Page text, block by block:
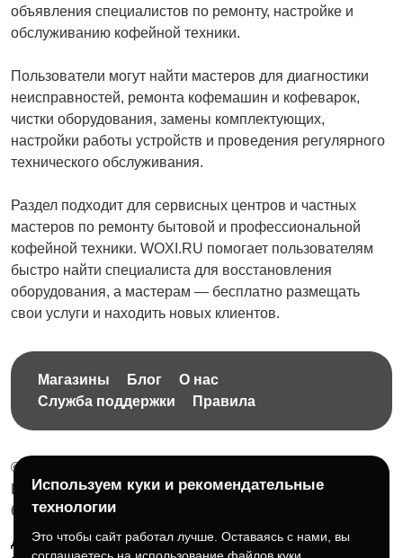
объявления специалистов по ремонту, настройке и
обслуживанию кофейной техники.
Пользователи могут найти мастеров для диагностики
неисправностей, ремонта кофемашин и кофеварок,
чистки оборудования, замены комплектующих,
настройки работы устройств и проведения регулярного
технического обслуживания.
Раздел подходит для сервисных центров и частных
мастеров по ремонту бытовой и профессиональной
кофейной техники. WOXI.RU помогает пользователям
быстро найти специалиста для восстановления
оборудования, а мастерам — бесплатно размещать
свои услуги и находить новых клиентов.
Магазины Блог
О нас
Служба поддержки
Правила
© 2026 Бесплатная доска объявлений без ограничений
НПД Краснорудская Анастасия Игоревна, ИНН:
614404606809
Документы и правила платформы
Для бизнеса
Используем куки и рекомендательные
технологии
Это чтобы сайт работал лучше. Оставаясь с нами, вы